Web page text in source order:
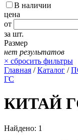
В наличии
цена
от
за шт.
Размер
нет результатов
× сбросить фильтры
Главная /Каталог /
ГС
КИТАЙ
Найдено: 1